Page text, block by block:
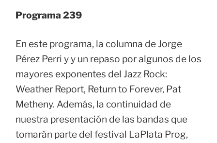
Programa 239
En este programa, la columna de Jorge
Pérez Perri y y un repaso por algunos de los
mayores exponentes del Jazz Rock:
Weather Report, Return to Forever, Pat
Metheny. Además, la continuidad de
nuestra presentación de las bandas que
tomarán parte del festival LaPlata Prog,